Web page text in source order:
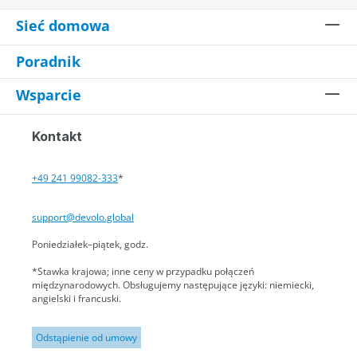
Sieć domowa
Poradnik
Wsparcie
Kontakt
+49 241 99082-333*
support@devolo.global
Poniedziałek–piątek, godz.
*Stawka krajowa; inne ceny w przypadku połączeń
międzynarodowych. Obsługujemy następujące języki: niemiecki,
angielski i francuski.
Odstąpienie od umowy